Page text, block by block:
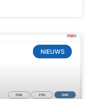
NIEUWS